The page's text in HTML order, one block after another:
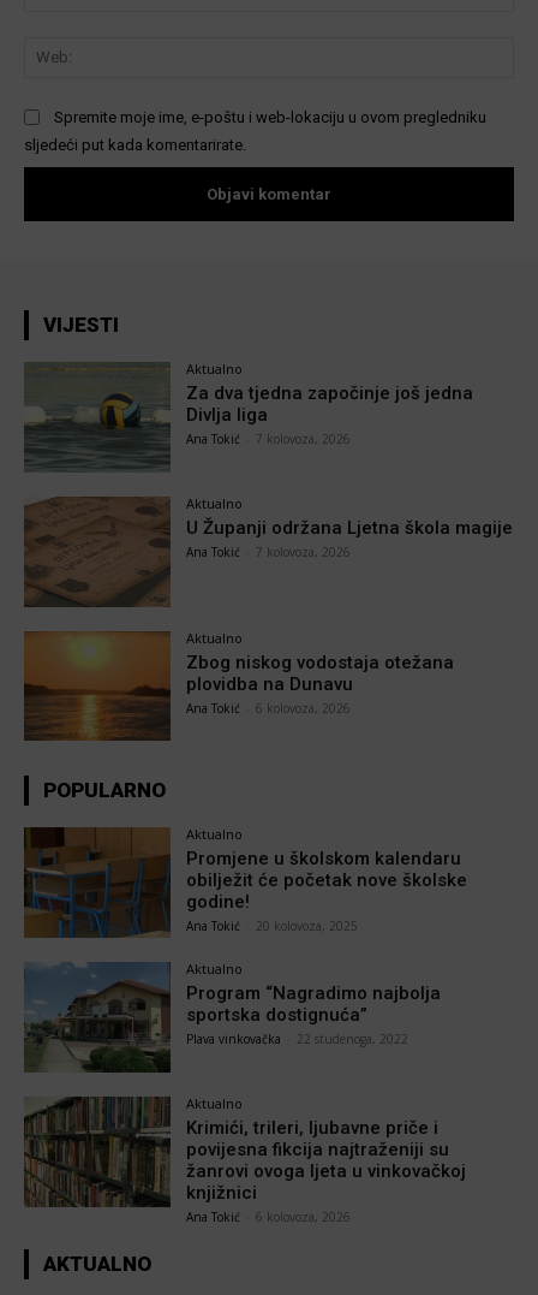
Spremite moje ime, e-poštu i web-lokaciju u ovom pregledniku
sljedeći put kada komentarirate.
VIJESTI
Aktualno
Za dva tjedna započinje još jedna
Divlja liga
Ana Tokić 7 kolovoza, 2026
Aktualno
U Županji održana Ljetna škola magije
Ana Tokić 7 kolovoza, 2026
Aktualno
Zbog niskog vodostaja otežana
plovidba na Dunavu
Ana Tokić 6 kolovoza, 2026
POPULARNO
Aktualno
Promjene u školskom kalendaru
obilježit će početak nove školske
godine!
Ana Tokić 20 kolovoza, 2025
Aktualno
Program “Nagradimo najbolja
sportska dostignuća”
Plava vinkovačka 22 studenoga, 2022
Aktualno
Krimići, trileri, ljubavne priče i
povijesna fikcija najtraženiji su
žanrovi ovoga ljeta u vinkovačkoj
knjižnici
Ana Tokić 6 kolovoza, 2026
AKTUALNO